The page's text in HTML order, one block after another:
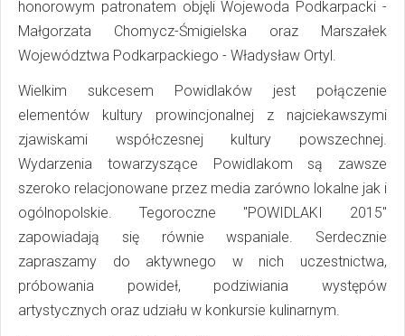
honorowym patronatem objęli Wojewoda Podkarpacki -
Małgorzata Chomycz-Śmigielska oraz Marszałek
Województwa Podkarpackiego - Władysław Ortyl.
Wielkim sukcesem Powidlaków jest połączenie
elementów kultury prowincjonalnej z najciekawszymi
zjawiskami współczesnej kultury powszechnej.
Wydarzenia towarzyszące Powidlakom są zawsze
szeroko relacjonowane przez media zarówno lokalne jak i
ogólnopolskie. Tegoroczne "POWIDLAKI 2015"
zapowiadają się równie wspaniale. Serdecznie
zapraszamy do aktywnego w nich uczestnictwa,
próbowania powideł, podziwiania występów
artystycznych oraz udziału w konkursie kulinarnym.